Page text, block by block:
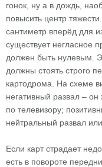
гонок, ну а в дождь,
повысить центр
сантиметр вперёд для
существует негласное
должен быть нулевым.
должны стоять строго
картодрома. На схеме
негативный развал –
по телевизору;
нейтральный развал
Если карт страдает
есть в повороте